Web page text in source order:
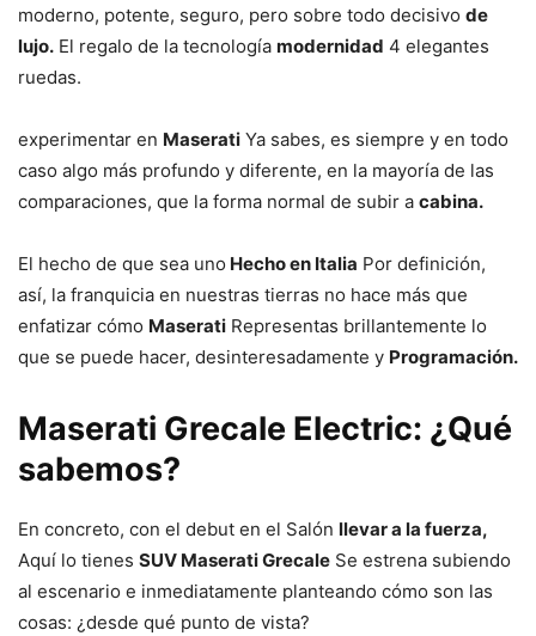
moderno, potente, seguro, pero sobre todo decisivo de
lujo. El regalo de la tecnología modernidad 4 elegantes
ruedas.
experimentar en Maserati Ya sabes, es siempre y en todo
caso algo más profundo y diferente, en la mayoría de las
comparaciones, que la forma normal de subir a cabina.
El hecho de que sea uno Hecho en Italia Por definición,
así, la franquicia en nuestras tierras no hace más que
enfatizar cómo Maserati Representas brillantemente lo
que se puede hacer, desinteresadamente y Programación.
Maserati Grecale Electric: ¿Qué
sabemos?
En concreto, con el debut en el Salón llevar a la fuerza,
Aquí lo tienes SUV Maserati Grecale Se estrena subiendo
al escenario e inmediatamente planteando cómo son las
cosas: ¿desde qué punto de vista?